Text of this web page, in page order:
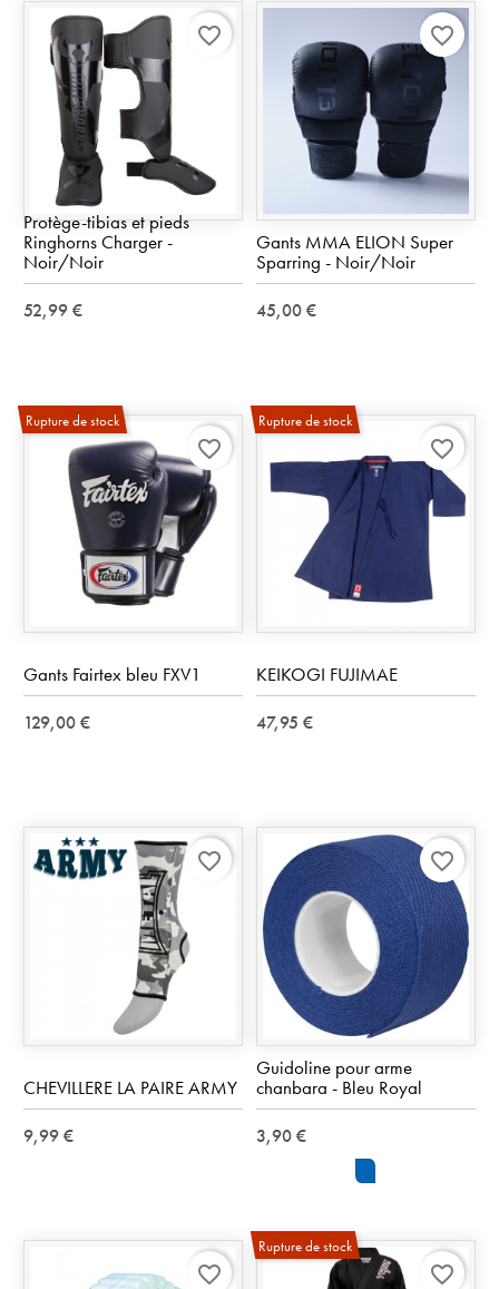
Protège-tibias et pieds
Ringhorns Charger -
Noir/Noir
52,99 €
favorite_border
Gants MMA ELION Super
Sparring - Noir/Noir
45,00 €
favorite_border
Rupture de stock
Gants Fairtex bleu FXV1
129,00 €
favorite_border
Rupture de stock
KEIKOGI FUJIMAE
47,95 €
favorite_border
CHEVILLERE LA PAIRE ARMY
9,99 €
favorite_border
Guidoline pour arme
chanbara - Bleu Royal
3,90 €
Royal
favorite_border
favorite_border
Rupture de stock
favorite_border